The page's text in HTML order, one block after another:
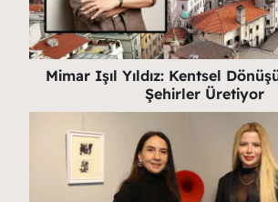
Mimar Işıl Yıldız: Kentsel
Şehirler Üretiyor